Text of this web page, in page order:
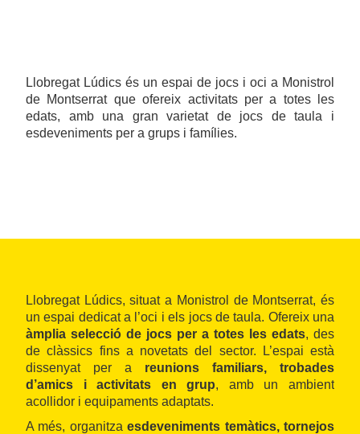
Llobregat Lúdics és un espai de jocs i oci a Monistrol
de Montserrat que ofereix activitats per a totes les
edats, amb una gran varietat de jocs de taula i
esdeveniments per a grups i famílies.
Llobregat Lúdics, situat a Monistrol de Montserrat, és
un espai dedicat a l’oci i els jocs de taula. Ofereix una
àmplia selecció de jocs per a totes les edats, des
de clàssics fins a novetats del sector. L’espai està
dissenyat per a reunions familiars, trobades
d’amics i activitats en grup, amb un ambient
acollidor i equipaments adaptats.
A més, organitzaesdeveniments temàtics, tornejos